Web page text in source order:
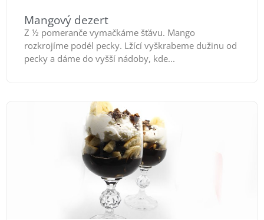
Mangový dezert
Z ½ pomeranče vymačkáme šťávu. Mango
rozkrojíme podél pecky. Lžící vyškrabeme dužinu od
pecky a dáme do vyšší nádoby, kde...